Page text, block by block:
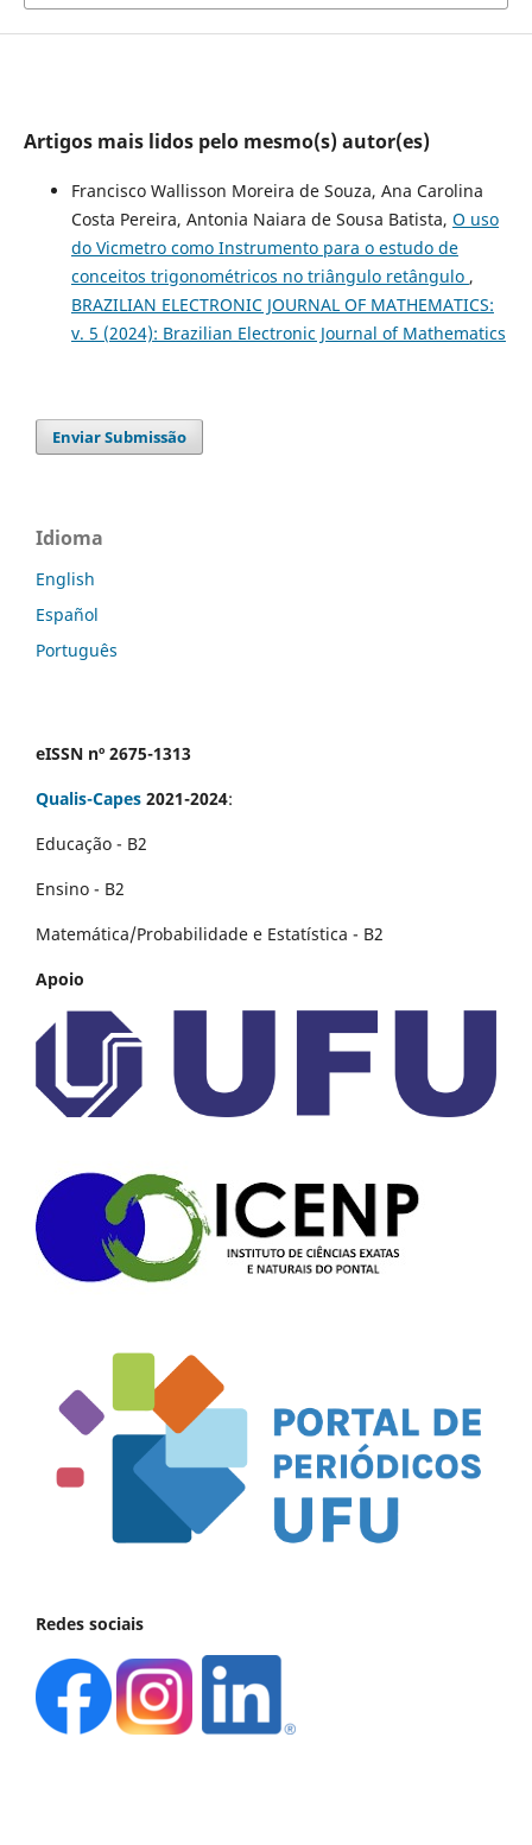
Artigos mais lidos pelo mesmo(s) autor(es)
Francisco Wallisson Moreira de Souza, Ana Carolina
Costa Pereira, Antonia Naiara de Sousa Batista, O uso
do Vicmetro como Instrumento para o estudo de
conceitos trigonométricos no triângulo retângulo ,
BRAZILIAN ELECTRONIC JOURNAL OF MATHEMATICS:
v. 5 (2024): Brazilian Electronic Journal of Mathematics
Enviar Submissão
Idioma
English
Español
Português
eISSN nº 2675-1313
Qualis-Capes 2021-2024:
Educação - B2
Ensino - B2
Matemática/Probabilidade e Estatística - B2
Apoio
Redes sociais